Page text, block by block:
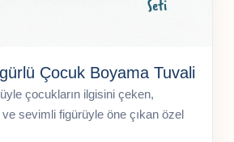
Çocuk Boyama Tuvali
çocukların ilgisini çeken,
sevimli figürüyle öne çıkan özel